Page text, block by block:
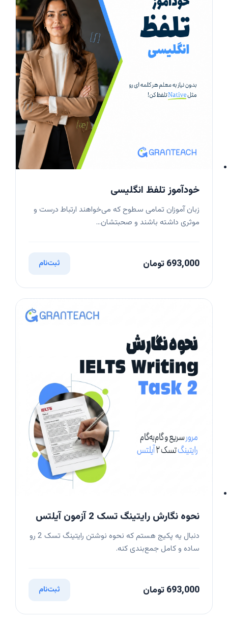
خودآموز تلفظ انگلیسی
زبان آموزان تمامی سطوح که می‌خواهند ارتباط درست و
موثری داشته باشند و صحبتشان...
693,000 تومان ثبت‌نام
نحوه نگارش رایتینگ تسک 2 آزمون آیلتس
دنبال یه پکیج هستم که نحوه نوشتن رایتینگ تسک 2 رو
ساده و کامل جمع‌بندی کنه.
693,000 تومان ثبت‌نام